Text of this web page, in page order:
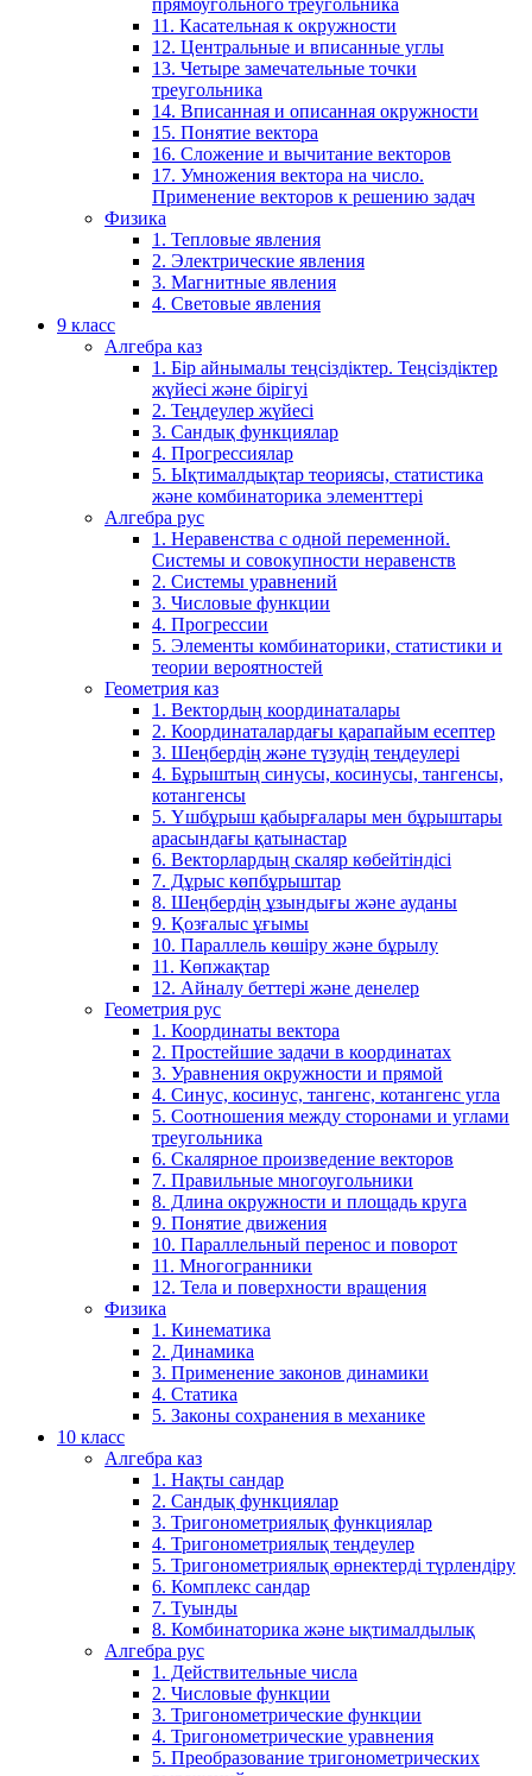
11. Касательная к окружности
12. Центральные и вписанные углы
13. Четыре замечательные точки
треугольника
14. Вписанная и описанная окружности
15. Понятие вектора
16. Сложение и вычитание векторов
17. Умножения вектора на число.
Применение векторов к решению задач
Физика
1. Тепловые явления
2. Электрические явления
3. Магнитные явления
4. Световые явления
9 класс
Алгебра каз
1. Бір айнымалы теңсіздіктер. Теңсіздіктер
жүйесі және бірігуі
2. Теңдеулер жүйесі
3. Сандық функциялар
4. Прогрессиялар
5. Ықтималдықтар теориясы, статистика
және комбинаторика элементтері
Алгебра рус
1. Неравенства с одной переменной.
Системы и совокупности неравенств
2. Системы уравнений
3. Числовые функции
4. Прогрессии
5. Элементы комбинаторики, статистики и
теории вероятностей
Геометрия каз
1. Вектордың координаталары
2. Координаталардағы қарапайым есептер
3. Шеңбердің және түзудің теңдеулері
4. Бұрыштың синусы, косинусы, тангенсы,
котангенсы
5. Үшбұрыш қабырғалары мен бұрыштары
арасындағы қатынастар
6. Векторлардың скаляр көбейтіндісі
7. Дұрыс көпбұрыштар
8. Шеңбердің ұзындығы және ауданы
9. Қозғалыс ұғымы
10. Параллель көшіру және бұрылу
11. Көпжақтар
12. Айналу беттері және денелер
Геометрия рус
1. Координаты вектора
2. Простейшие задачи в координатах
3. Уравнения окружности и прямой
4. Синус, косинус, тангенс, котангенс угла
5. Соотношения между сторонами и углами
треугольника
6. Скалярное произведение векторов
7. Правильные многоугольники
8. Длина окружности и площадь круга
9. Понятие движения
10. Параллельный перенос и поворот
11. Многогранники
12. Тела и поверхности вращения
Физика
1. Кинематика
2. Динамика
3. Применение законов динамики
4. Статика
5. Законы сохранения в механике
10 класс
Алгебра каз
1. Нақты сандар
2. Сандық функциялар
3. Тригонометриялық функциялар
4. Тригонометриялық теңдеулер
5. Тригонометриялық өрнектерді түрлендіру
6. Комплекс сандар
7. Туынды
8. Комбинаторика және ықтималдылық
Алгебра рус
1. Действительные числа
2. Числовые функции
3. Тригонометрические функции
4. Тригонометрические уравнения
5. Преобразование тригонометрических